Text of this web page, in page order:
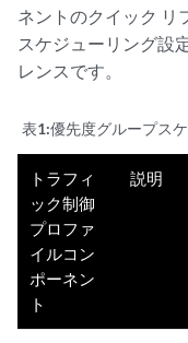
ネントのクイック リ
スケジューリング設
レンスです。
表1:優先度グループス
トラフィ
ック制御
プロファ
イルコン
ポーネン
ト
説明